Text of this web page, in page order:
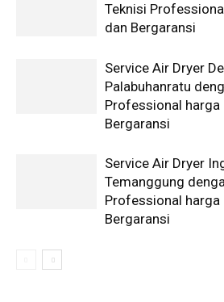
Teknisi
dan Bergaransi
Service Air Dryer
Palabuhanratu
Professional harga
Bergaransi
Service Air Dryer
Temanggung
Professional harga
Bergaransi